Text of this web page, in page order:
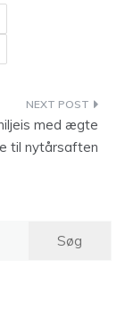
med ægte
til nytårsaften